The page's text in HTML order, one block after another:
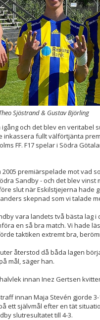
Sjöstrand & Gustav Björling
och det blev en veritabel
inkassera fullt välförtjänta
FF. F17 spelar i Södra
premiärspelade mot vad
Sandby - och det blev vinst
slut när Eskilstjejerna hade
skepnad som vi talade
vara landets två bästa lag
en så bra match. Vi hade
taktiken extremt bra,
återstod då båda lagen
mål, säger han.
innan Inez Gertsen
innan Maja Stevén gjorde
ett självmål efter en tät
slutresultatet till 4-3.